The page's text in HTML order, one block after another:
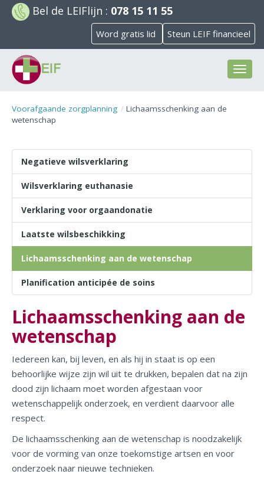
Bel de LEIFlijn : 078 15 11 55
Word gratis lid Steun LEIF financieel
Voorafgaande zorgplanning
Lichaamsschenking aan de
wetenschap
Negatieve wilsverklaring
Wilsverklaring euthanasie
Verklaring voor orgaandonatie
Laatste wilsbeschikking
Lichaamsschenking aan de wetenschap
Planification anticipée de soins
Lichaamsschenking aan de
wetenschap
Iedereen kan, bij leven, en als hij in staat is op een
behoorlijke wijze zijn wil uit te drukken, bepalen dat na zijn
dood zijn lichaam moet worden afgestaan voor
wetenschappelijk onderzoek, en verdient daarvoor alle
respect.
De lichaamsschenking aan de wetenschap is noodzakelijk
voor de vorming van onze toekomstige artsen en voor
onderzoek naar nieuwe technieken.